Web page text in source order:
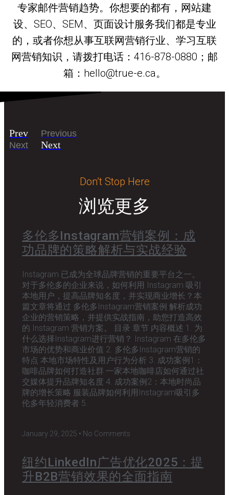
专家邮件营销趋势。你想要的都有，网站建
设、SEO、SEM、页面设计服务我们都是专业
的，或者你想从事互联网营销行业、学习互联
网营销知识，请拨打电话：416-878-0880；邮
箱：hello@true-e.ca。
Prev
Previous
Next
Next
Don’t Stop Here
浏览更多
多伦多Instagram营销案例：成
功品牌的策略解析与实战经验
Instagram 已成为全球品牌营销的重要平台之一。
对于多伦多的企业来说，如何利用 Instagram 吸引
本地用户，提高品牌知名度，并实现商业增长？本
篇文章将通过 多伦多Instagram营销案例 解析成功
企业的营销策略，并提供实战指南，助您打造高效
的 Instagram 营销方案。 目录 章节 内容概述 1. 为
什么选择Instagram进行营销？ Instagram 在多伦多
市场的优势和商业价值 2. 多伦多Instagram营销的
特点 本地市场特性及用户行为分析 3. 成功案例1：
咖啡品牌如何打造社群 一家本地咖啡店如何通过社
交媒体提升品牌知名度 4. 成功案例2：本地时尚品
牌的增长策略 服装品牌如何利用Instagram吸引多
伦多年轻消费者 5.
January 29, 2025 No Comments
纽约LinkedIn广告优化2025：提
升B2B营销效果的全面指南